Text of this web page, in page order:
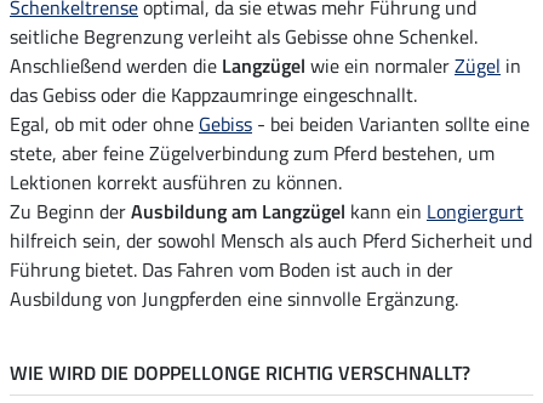
Schenkeltrenseoptimal, da sie etwas mehr Führung und
seitliche Begrenzung verleiht als Gebisse ohne Schenkel.
Anschließend werden die Langzügel wie ein normalerZügel in
das Gebiss oder die Kappzaumringe eingeschnallt.
Egal, ob mit oder ohne Gebiss - bei beiden Varianten sollte eine
stete, aber feine Zügelverbindung zum Pferd bestehen, um
Lektionen korrekt ausführen zu können.
Zu Beginn derAusbildung am Langzügel kann ein Longiergurt
hilfreich sein, der sowohl Mensch als auch Pferd Sicherheit und
Führung bietet. Das Fahren vom Boden ist auch in der
Ausbildung von Jungpferden eine sinnvolle Ergänzung.
WIE WIRD DIE DOPPELLONGE RICHTIG VERSCHNALLT?